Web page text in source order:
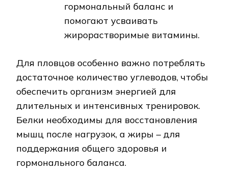
гормональный баланс и
помогают усваивать
жирорастворимые витамины.
Для пловцов особенно важно потреблять
достаточное количество углеводов, чтобы
обеспечить организм энергией для
длительных и интенсивных тренировок.
Белки необходимы для восстановления
мышц после нагрузок, а жиры – для
поддержания общего здоровья и
гормонального баланса.